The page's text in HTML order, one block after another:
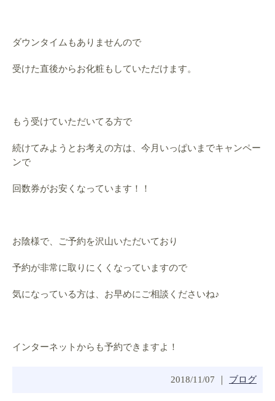
ダウンタイムもありませんので
受けた直後からお化粧もしていただけます。
もう受けていただいてる方で
続けてみようとお考えの方は、今月いっぱいまでキャンペー
ンで
回数券がお安くなっています！！
お陰様で、ご予約を沢山いただいており
予約が非常に取りにくくなっていますので
気になっている方は、お早めにご相談くださいね♪
インターネットからも予約できますよ！
2018/11/07 ｜ ブログ